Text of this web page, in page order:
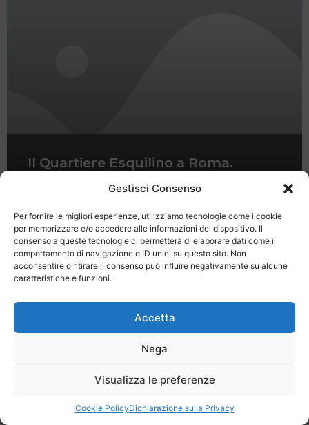
Gestisci Consenso
Per fornire le migliori esperienze, utilizziamo tecnologie come i cookie
per memorizzare e/o accedere alle informazioni del dispositivo. Il
consenso a queste tecnologie ci permetterà di elaborare dati come il
comportamento di navigazione o ID unici su questo sito. Non
acconsentire o ritirare il consenso può influire negativamente su alcune
caratteristiche e funzioni.
Accetta
Nega
Visualizza le preferenze
Cookie PolicyDichiarazione sulla Privacy
Il Quartiere Esquilino a Roma.
Last Minute
Registrati Contatti
SPECIALE LAST MINUTE - SH WEB